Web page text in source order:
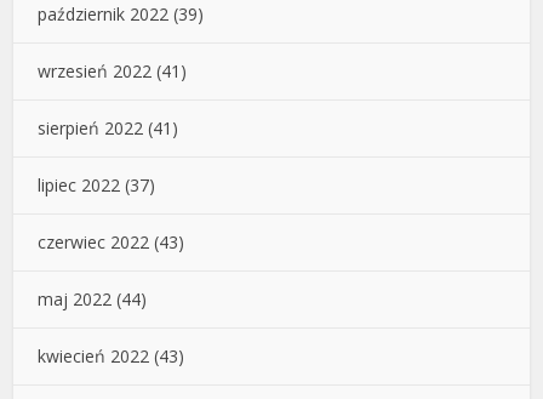
październik 2022 (39)
wrzesień 2022 (41)
sierpień 2022 (41)
lipiec 2022 (37)
czerwiec 2022 (43)
maj 2022 (44)
kwiecień 2022 (43)